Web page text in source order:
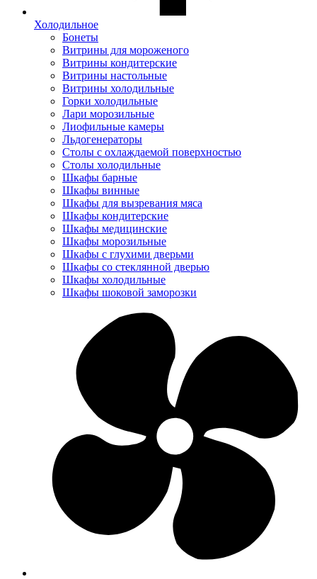
Холодильное
Бонеты
Витрины для мороженого
Витрины кондитерские
Витрины настольные
Витрины холодильные
Горки холодильные
Лари морозильные
Лиофильные камеры
Льдогенераторы
Столы с охлаждаемой поверхностью
Столы холодильные
Шкафы барные
Шкафы винные
Шкафы для вызревания мяса
Шкафы кондитерские
Шкафы медицинские
Шкафы морозильные
Шкафы с глухими дверьми
Шкафы со стеклянной дверью
Шкафы холодильные
Шкафы шоковой заморозки